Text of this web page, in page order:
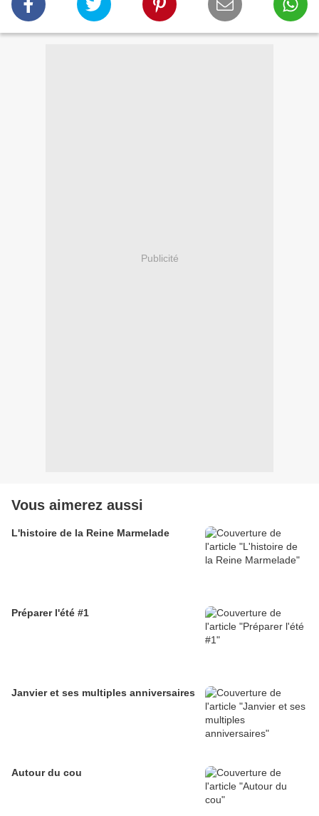
Publicité
Vous aimerez aussi
L'histoire de la Reine Marmelade
Préparer l'été #1
Janvier et ses multiples anniversaires
Autour du cou